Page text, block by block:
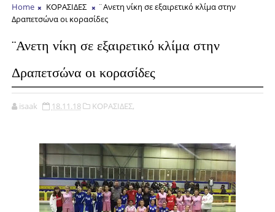
Home ΚΟΡΑΣΙΔΕΣ
¨Ανετη νίκη σε εξαιρετικό κλίμα στην
Δραπετσώνα οι κορασίδες
¨Ανετη νίκη σε εξαιρετικό κλίμα στην
Δραπετσώνα οι κορασίδες
isaak 18.11.18 ΚΟΡΑΣΙΔΕΣ,